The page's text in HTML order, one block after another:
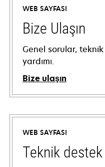
WEB SAYFASI
Bize Ulaşın
Genel sorular,
yardımı.
Bize ulaşın
WEB SAYFASI
Teknik destek